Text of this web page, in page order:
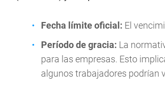
Fecha límite oficial: El
Período de gracia: La
para las empresas. Esto
algunos trabajadores podrían